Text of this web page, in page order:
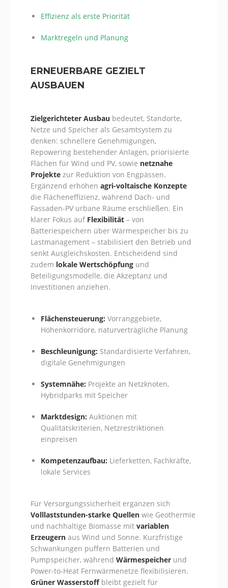
Effizienz als erste Priorität
Marktregeln und Planung
ERNEUERBARE GEZIELT
AUSBAUEN
Zielgerichteter Ausbau bedeutet, Standorte,
Netze und Speicher als Gesamtsystem zu
denken: schnellere Genehmigungen,
Repowering bestehender Anlagen, priorisierte
Flächen für Wind und PV, sowie netznahe
Projekte zur Reduktion von Engpässen.
Ergänzend erhöhen agri-voltaische Konzepte
die Flächeneffizienz, während Dach- und
Fassaden-PV urbane Räume erschließen. Ein
klarer Fokus auf Flexibilität – von
Batteriespeichern über Wärmespeicher bis zu
Lastmanagement – stabilisiert den Betrieb und
senkt Ausgleichskosten. Entscheidend sind
zudem lokale Wertschöpfung und
Beteiligungsmodelle, die Akzeptanz und
Investitionen anziehen.
Flächensteuerung: Vorranggebiete,
Höhenkorridore, naturverträgliche Planung
Beschleunigung: Standardisierte Verfahren,
digitale Genehmigungen
Systemnähe: Projekte an Netzknoten,
Hybridparks mit Speicher
Marktdesign: Auktionen mit
Qualitätskriterien, Netzrestriktionen
einpreisen
Kompetenzaufbau: Lieferketten, Fachkräfte,
lokale Services
Für Versorgungssicherheit ergänzen sich
Volllaststunden-starke Quellen wie Geothermie
und nachhaltige Biomasse mit variablen
Erzeugern aus Wind und Sonne. Kurzfristige
Schwankungen puffern Batterien und
Pumpspeicher, während Wärmespeicher und
Power-to-Heat Fernwärmenetze flexibilisieren.
Grüner Wasserstoffbleibt gezielt für